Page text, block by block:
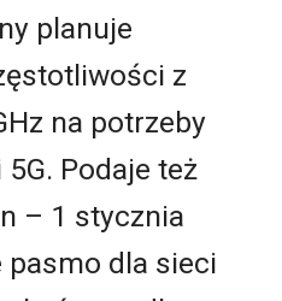
planuje
z
na potrzeby
Podaje też
– 1 stycznia
pasmo dla sieci